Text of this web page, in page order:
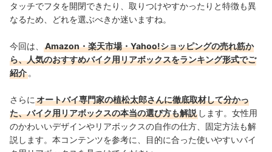
タッチでフタを開閉できたり、取りつけやすかったりと特徴も異
なるため、どれを選ぶべきか迷いますね。
今回は、
Amazon・楽天市場・Yahoo!ショッピングの売れ筋か
ら、人気のおすすめバイク用リアボックスをランキング形式でご
紹介 。
さらに オートバイ専門家の植松太郎さんに徹底取材して分かっ
た、バイク用リアボックスの本当の選び方も解説 します。女性用
のかわいいデザインやリアボックスの自作の仕方、固定方法も解
説します。本コンテンツを参考に、目的に合った使いやすいバイ